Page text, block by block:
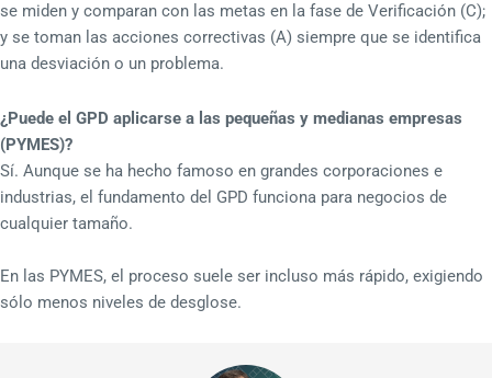
se miden y comparan con las metas en la fase de Verificación (C);
y se toman las acciones correctivas (A) siempre que se identifica
una desviación o un problema.
¿Puede el GPD aplicarse a las pequeñas y medianas empresas
(PYMES)?
Sí. Aunque se ha hecho famoso en grandes corporaciones e
industrias, el fundamento del GPD funciona para negocios de
cualquier tamaño.
En las PYMES, el proceso suele ser incluso más rápido, exigiendo
sólo menos niveles de desglose.